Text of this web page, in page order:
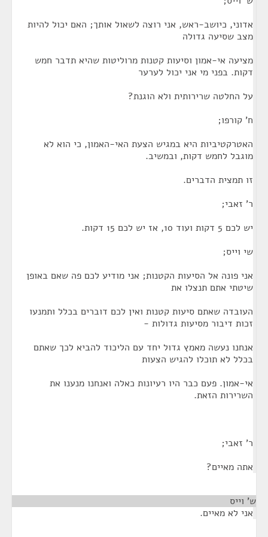
אדוני, כיושב-ראש, אני רוצה לשאול אותך; האם יכול להיות
מצב שסיעה גדולה
מציעה אי-אמון וסיעות קטנות מרוליטות שהיא תדבר חמש
דקות. בפני מי אני יכול לערער
על החלטה שרירותית ולא הוגנת?
ח' קורפו;
האטרקטיביות היא במגיש הצעת האי-האמון, כי הוא לא
מוגבל לחמש דקות, ובמשיב.
זו תמצית הדברים.
ר' זאבי;
יש לכם 5 דקות ועוד 10, אז יש לכם 15 דקות.
שי וייס;
אני פונה אל הסיעות הקטנות; אני מודיע לכם פה שאם באופן
שיטתי אתם תנצלו את
העובדה שאתם סיעות קטנות ואין לכם דוברים בכלל ותמנעו
זכות דיבור מסיעות גדולות -
אנחנו נעשה מאמץ גדול יחד עם הליכוד להביא לכך שאתם
בכלל לא תוכלו להגיש הצעות
אי-אמון. פעם כבר היו רעיונות כאלה ואנחנו מנענו את
השרירות הזאת.
ר' זאבי;
אתה מאיים?
ש' וייס
אני לא מאיים.